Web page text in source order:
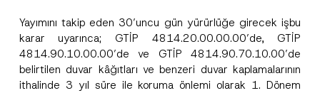
Yayımını takip eden 30’uncu gün yürürlüğe girecek işbu
karar uyarınca; GTİP 4814.20.00.00.00’de, GTİP
4814.90.10.00.00’de ve GTİP 4814.90.70.10.00’de
belirtilen duvar kâğıtları ve benzeri duvar kaplamalarının
ithalinde 3 yıl süre ile koruma önlemi olarak 1. Dönem